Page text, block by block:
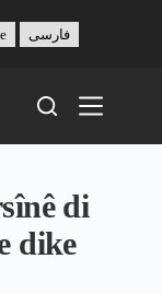
فارسی
di
dike